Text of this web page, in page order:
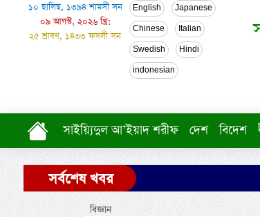
১০ ছালিছ, ১৩৯৪ শামসী সন
০৯ আগস্ট, ২০২৬ খ্রি:
২৫ শ্রাবণ, ১৪৩৩ ফসলী সন
English Japanese
Chinese Italian
Swedish Hindi
indonesian
সাইয়্যিদুল আ’ইয়াদ শরীফ দেশ বিদেশ
সর্বশেষ খবর
বিজ্ঞান